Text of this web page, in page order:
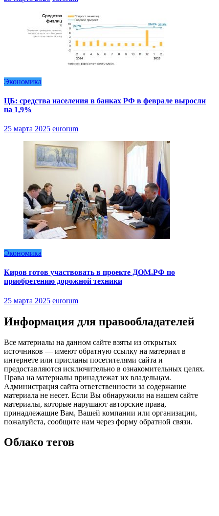
Экономика
ЦБ: средства населения в банках РФ в феврале выросли
на 1,9%
25 марта 2025 eurorum
Экономика
Киров готов участвовать в проекте ДОМ.РФ по
приобретению дорожной техники
25 марта 2025 eurorum
Информация для правообладателей
Все материалы на данном сайте взяты из открытых
источников — имеют обратную ссылку на материал в
интернете или присланы посетителями сайта и
предоставляются исключительно в ознакомительных целях.
Права на материалы принадлежат их владельцам.
Администрация сайта ответственности за содержание
материала не несет. Если Вы обнаружили на нашем сайте
материалы, которые нарушают авторские права,
принадлежащие Вам, Вашей компании или организации,
пожалуйста, сообщите нам через форму обратной связи.
Облако тегов